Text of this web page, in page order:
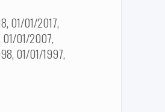
01/01/2017,
01/01/2007,
01/01/1997,